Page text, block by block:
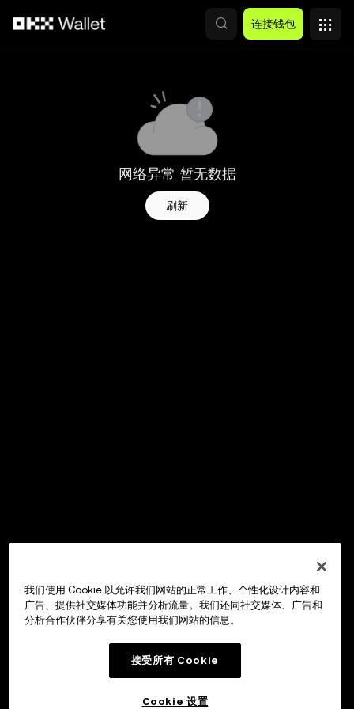
连接钱包
网络异常 暂无数据
刷新
我们使用 Cookie 以允许我们网站的正常工作、个性化设计内容和
广告、提供社交媒体功能并分析流量。我们还同社交媒体、广告和
分析合作伙伴分享有关您使用我们网站的信息。
接受所有 Cookie
Cookie 设置